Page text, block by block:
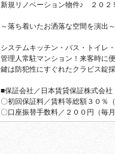
新規リノベーション物件♪ ２０２
～落ち着いたお洒落な空間を演出～
システムキッチン・バス・トイレ
管理人常駐マンション！来客時に
鍵は防犯性にすぐれたクラビス錠採
■保証会社／日本賃貸保証株式会社
〇初回保証料／賃料等総額３０％
〇口座振替手数料／２００円（毎